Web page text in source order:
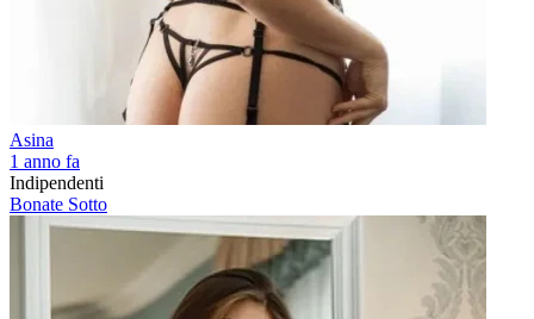
Asina
1 anno fa
Indipendenti
Bonate Sotto